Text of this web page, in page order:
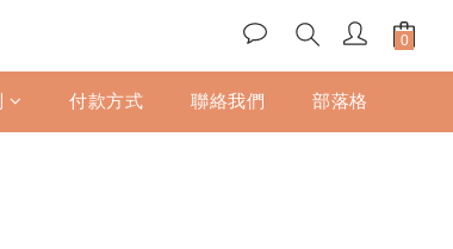
付款方式 聯絡我們 部落格